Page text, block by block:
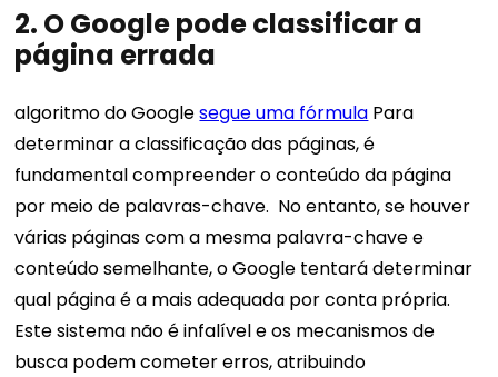
2. O Google pode classificar a
página errada
algoritmo do Googlesegue uma fórmula Para
determinar a classificação das páginas, é
fundamental compreender o conteúdo da página
por meio de palavras-chave. No entanto, se houver
várias páginas com a mesma palavra-chave e
conteúdo semelhante, o Google tentará determinar
qual página é a mais adequada por conta própria.
Este sistema não é infalível e os mecanismos de
busca podem cometer erros, atribuindo